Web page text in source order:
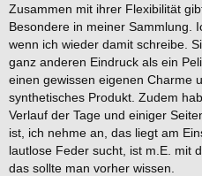
Zusammen mit ihrer Flexibilität
Besondere in meiner Sammlung.
wenn ich wieder damit schreibe.
ganz anderen Eindruck als ein
einen gewissen eigenen Charme
synthetisches Produkt. Zudem
Verlauf der Tage und einiger
ist, ich nehme an, das liegt am
lautlose Feder sucht, ist m.E. mit
das sollte man vorher wissen.